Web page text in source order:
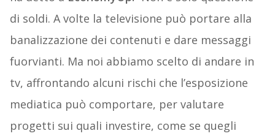
di soldi. A volte la televisione può portare alla
banalizzazione dei contenuti e dare messaggi
fuorvianti. Ma noi abbiamo scelto di andare in
tv, affrontando alcuni rischi che l’esposizione
mediatica può comportare, per valutare
progetti sui quali investire, come se quegli